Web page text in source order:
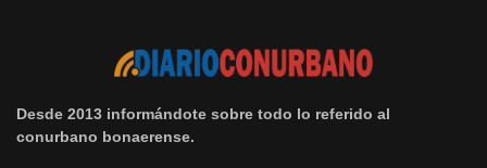
Desde 2013 informándote sobre todo lo referido al
conurbano bonaerense.